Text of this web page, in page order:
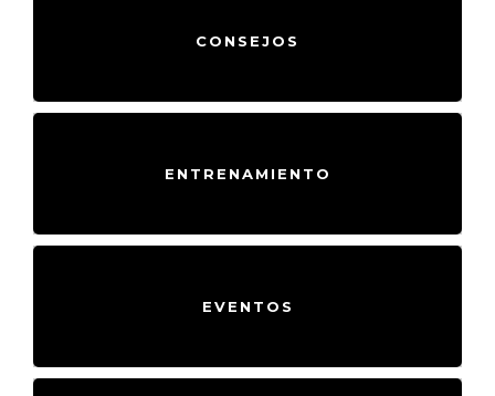
CONSEJOS
ENTRENAMIENTO
EVENTOS